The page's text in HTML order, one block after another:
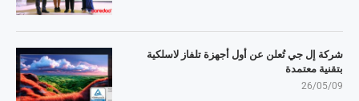
شركة إل جي تُعلن عن أول أجهزة تلفاز لاسلكية
بتقنية معتمدة
26/05/09